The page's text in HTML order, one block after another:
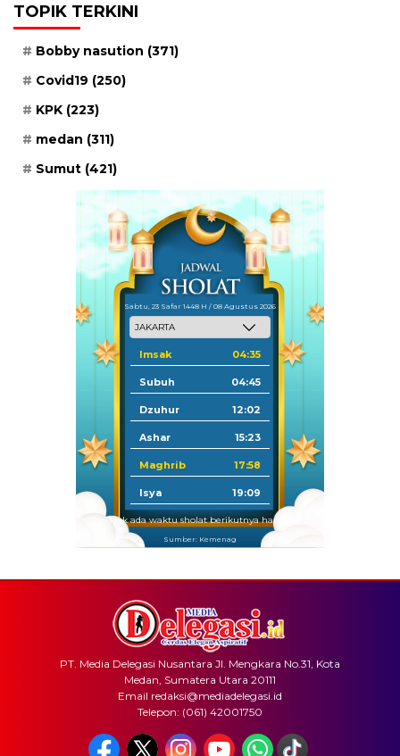
TOPIK TERKINI
Bobby nasution (371)
Covid19 (250)
KPK (223)
medan (311)
Sumut (421)
Sabtu, 23 Safar 1448 H / 08 Agustus 2026
Imsak 04:35
Subuh 04:45
Dzuhur 12:02
Ashar 15:23
Maghrib 17:58
Isya 19:09
Tidak ada waktu sholat berikutnya hari ini.
Sumber: Kemenag
PT. Media Delegasi Nusantara Jl. Mengkara No.31, Kota
Medan, Sumatera Utara 20111
Email redaksi@mediadelegasi.id
Telepon: (061) 42001750